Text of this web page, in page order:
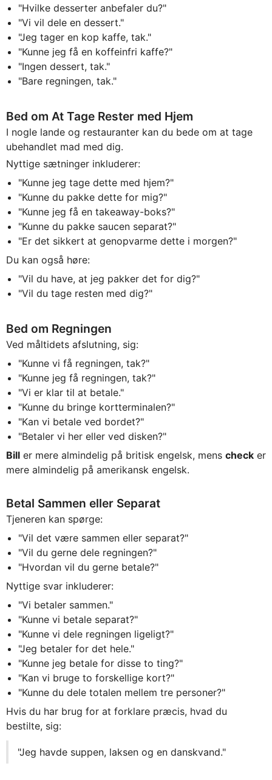
"Hvilke desserter anbefaler du?"
"Vi vil dele en dessert."
"Jeg tager en kop kaffe, tak."
"Kunne jeg få en koffeinfri kaffe?"
"Ingen dessert, tak."
"Bare regningen, tak."
Bed om At Tage Rester med Hjem
I nogle lande og restauranter kan du bede om at tage
ubehandlet mad med dig.
Nyttige sætninger inkluderer:
"Kunne jeg tage dette med hjem?"
"Kunne du pakke dette for mig?"
"Kunne jeg få en takeaway-boks?"
"Kunne du pakke saucen separat?"
"Er det sikkert at genopvarme dette i morgen?"
Du kan også høre:
"Vil du have, at jeg pakker det for dig?"
"Vil du tage resten med dig?"
Bed om Regningen
Ved måltidets afslutning, sig:
"Kunne vi få regningen, tak?"
"Kunne jeg få regningen, tak?"
"Vi er klar til at betale."
"Kunne du bringe kortterminalen?"
"Kan vi betale ved bordet?"
"Betaler vi her eller ved disken?"
Bill er mere almindelig på britisk engelsk, mens check er
mere almindelig på amerikansk engelsk.
Betal Sammen eller Separat
Tjeneren kan spørge:
"Vil det være sammen eller separat?"
"Vil du gerne dele regningen?"
"Hvordan vil du gerne betale?"
Nyttige svar inkluderer:
"Vi betaler sammen."
"Kunne vi betale separat?"
"Kunne vi dele regningen ligeligt?"
"Jeg betaler for det hele."
"Kunne jeg betale for disse to ting?"
"Kan vi bruge to forskellige kort?"
"Kunne du dele totalen mellem tre personer?"
Hvis du har brug for at forklare præcis, hvad du
bestilte, sig:
"Jeg havde suppen, laksen og en danskvand."